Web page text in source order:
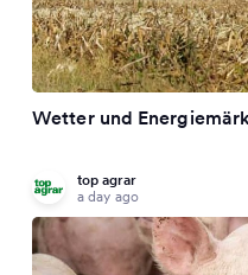
Wetter und
top agrar
a day ago